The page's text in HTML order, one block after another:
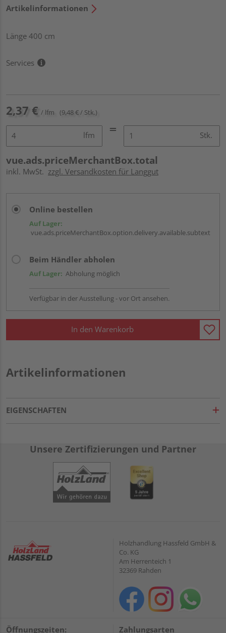
Artikelinformationen
Länge 400 cm
Services
2,37 € / lfm (9,48 € / Stk.)
lfm Stk.
vue.ads.priceMerchantBox.total
inkl. MwSt. zzgl. Versandkosten für Langgut
Online bestellen
Auf Lager:
vue.ads.priceMerchantBox.option.delivery.available.subtext
Beim Händler abholen
Auf Lager: Abholung möglich
Verfügbar in der Ausstellung - vor Ort ansehen.
In den Warenkorb
Artikelinformationen
EIGENSCHAFTEN
Unsere Zertifizierungen und Partner
Holzhandlung Hassfeld GmbH &
Co. KG
Am Herrenteich 1
32369 Rahden
Öffnungszeiten: Zahlungsarten